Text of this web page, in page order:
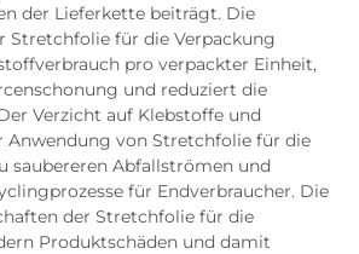
der Lieferkette beiträgt. Die
Stretchfolie für die Verpackung
pro verpackter Einheit,
und reduziert die
Verzicht auf Klebstoffe und
Anwendung von Stretchfolie für die
saubereren Abfallströmen und
für Endverbraucher. Die
der Stretchfolie für die
Produktschäden und damit